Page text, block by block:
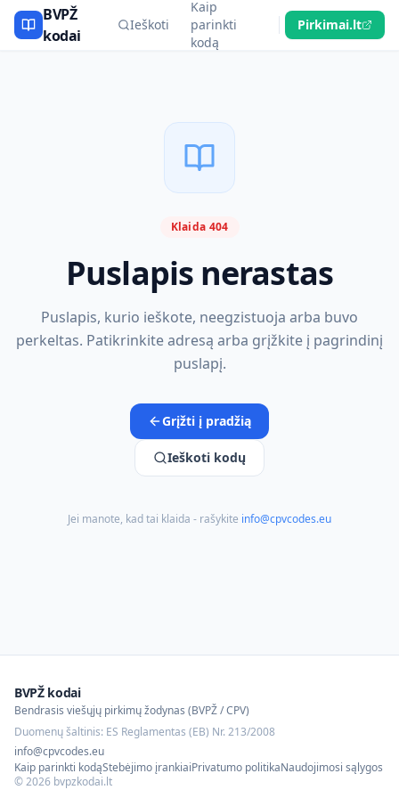
BVPŽ
kodai
Ieškoti
Kaip
parinkti
kodą
Pirkimai.lt
Klaida 404
Puslapis nerastas
Puslapis, kurio ieškote, neegzistuoja arba buvo
perkeltas. Patikrinkite adresą arba grįžkite į pagrindinį
puslapį.
Grįžti į pradžią
Ieškoti kodų
Jei manote, kad tai klaida - rašykite info@cpvcodes.eu
BVPŽ kodai
Bendrasis viešųjų pirkimų žodynas (BVPŽ / CPV)
Duomenų šaltinis: ES Reglamentas (EB) Nr. 213/2008
info@cpvcodes.eu
Kaip parinkti kodąStebėjimo įrankiaiPrivatumo politikaNaudojimosi sąlygos
©2026 bvpzkodai.lt